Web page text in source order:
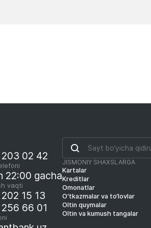
02 42
22:00 gacha
vaqti
15 13
66 01
JISMONIY SHAXSLARGA
Kartalar
Kreditlar
Omonatlar
O‘tkazmalar va to‘lovlar
Oltin quymalar
Oltin va kumush tangalar